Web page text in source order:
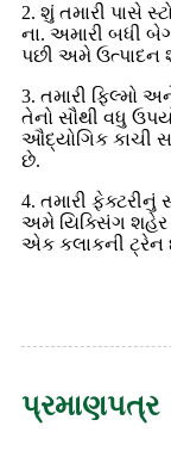
2. શું તમારી પાસે
ના. અમારી બધી
પછી અમે ઉત્પાદન
3. તમારી
તેનો સૌથી વધુ
ઔદ્યોગિક કાચી
છે.
4. તમારી ફેક્ટરીનું
અમે યિક્સિંગ શહેર
એક કલાકની ટ્રેન
પ્રમાણપત્ર